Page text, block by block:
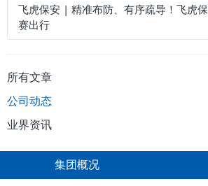
飞虎保安 | 精准布防、有序疏导！飞虎
赛出行
所有文章
公司动态
业界资讯
集团概况